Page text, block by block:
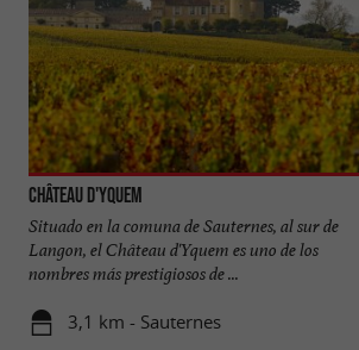
Château d'Yquem
Situado en la comuna de Sauternes, al sur de
Langon, el Château d'Yquem es uno de los
nombres más prestigiosos de ...
3,1 km - Sauternes